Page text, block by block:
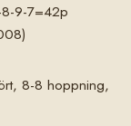
9-7=42p
8-8 hoppning,